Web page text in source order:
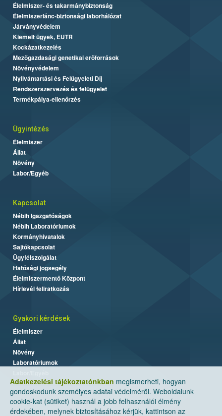
Adatkezelési tájékoztatónkban megismerheti, hogyan
gondoskodunk személyes adatai védelméről. Weboldalunk
cookie-kat (sütiket) használ a jobb felhasználói élmény
érdekében, melynek biztosításához kérjük, kattintson az
Élelmiszer- és takarmánybiztonság
Élelmiszerlánc-biztonsági laborhálózat
Járványvédelem
Kiemelt ügyek, EUTR
Kockázatkezelés
Mezőgazdasági genetikai erőforrások
Növényvédelem
Nyilvántartási és Felügyeleti Díj
Rendszerszervezés és felügyelet
Termékpálya-ellenőrzés
Ügyintézés
Élelmiszer
Állat
Növény
Labor/Egyéb
Kapcsolat
Nébih Igazgatóságok
Nébih Laboratóriumok
Kormányhivatalok
Sajtókapcsolat
Ügyfélszolgálat
Hatósági jogsegély
Élelmiszermentő Központ
Hírlevél feliratkozás
Gyakori kérdések
Élelmiszer
Állat
Növény
Laboratóriumok